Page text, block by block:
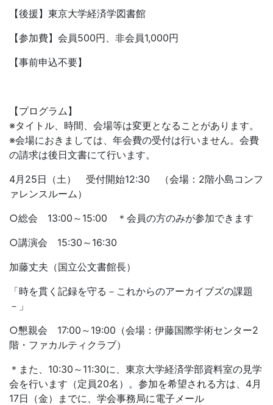
【後援】東京大学経済学図書館
【参加費】会員500円、非会員1,000円
【事前申込不要】
【プログラム】
※タイトル、時間、会場等は変更となることがあります。
※会場におきましては、年会費の受付は行いません。会費
の請求は後日文書にて行います。
4月25日（土） 受付開始12:30 （会場：2階小島コンフ
ァレンスルーム）
○総会 13:00～15:00 ＊会員の方のみが参加できます
○講演会 15:30～16:30
加藤丈夫（国立公文書館長）
「時を貫く記録を守る－これからのアーカイブズの課題
－」
○懇親会 17:00～19:00（会場：伊藤国際学術センター2
階・ファカルティクラブ）
＊また、10:30～11:30に、東京大学経済学部資料室の見学
会を行います（定員20名）。参加を希望される方は、4月
17日（金）までに、学会事務局に電子メール